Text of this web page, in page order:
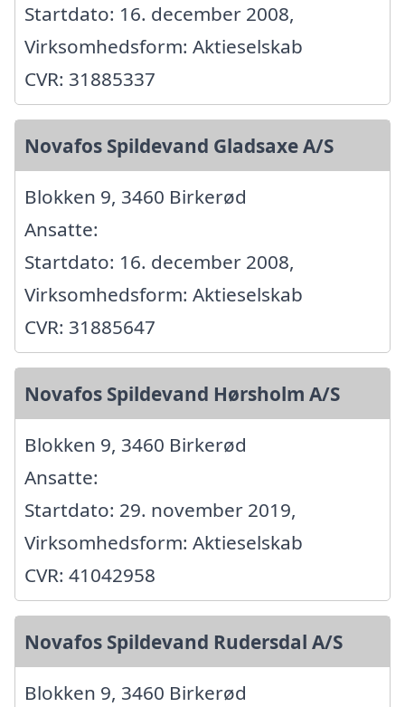
Startdato: 16. december 2008,
Virksomhedsform: Aktieselskab
CVR: 31885337
Novafos Spildevand Gladsaxe A/S
Blokken 9, 3460 Birkerød
Ansatte:
Startdato: 16. december 2008,
Virksomhedsform: Aktieselskab
CVR: 31885647
Novafos Spildevand Hørsholm A/S
Blokken 9, 3460 Birkerød
Ansatte:
Startdato: 29. november 2019,
Virksomhedsform: Aktieselskab
CVR: 41042958
Novafos Spildevand Rudersdal A/S
Blokken 9, 3460 Birkerød